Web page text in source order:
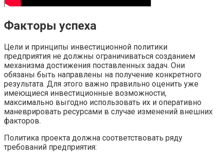
Факторы успеха
Цели и принципы инвестиционной политики
предприятия не должны ограничиваться созданием
механизма достижения поставленных задач. Они
обязаны быть направлены на получение конкретного
результата. Для этого важно правильно оценить уже
имеющиеся инвестиционные возможности,
максимально выгодно использовать их и оперативно
маневрировать ресурсами в случае изменений внешних
факторов.
Политика проекта должна соответствовать ряду
требований предприятия: